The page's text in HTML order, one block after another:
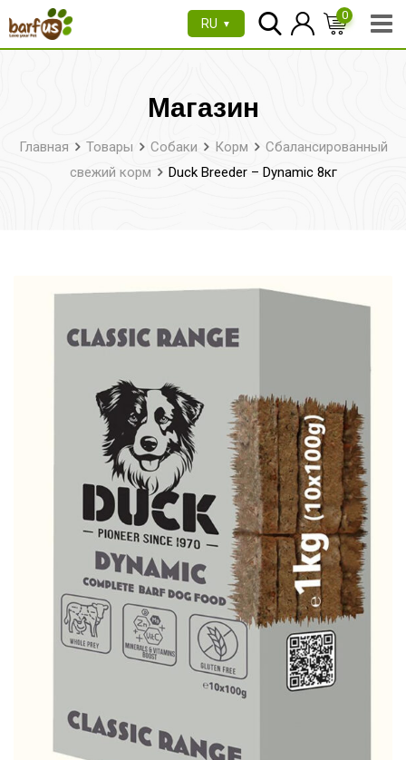
Перейти
RU ▼
0
Магазин
Главная Товары Собаки Корм
Сбалансированный
свежий корм
Duck Breeder – Dynamic 8кг